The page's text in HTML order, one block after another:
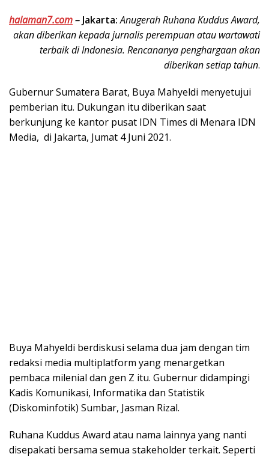
halaman7.com– Jakarta: Anugerah Ruhana Kuddus Award,
akan diberikan kepada jurnalis perempuan atau wartawati
terbaik di Indonesia. Rencananya penghargaan akan
diberikan setiap tahun.
Gubernur Sumatera Barat, Buya Mahyeldi menyetujui
pemberian itu. Dukungan itu diberikan saat
berkunjung ke kantor pusat IDN Times di Menara IDN
Media, di Jakarta, Jumat 4 Juni 2021.
Buya Mahyeldi berdiskusi selama dua jam dengan tim
redaksi media multiplatform yang menargetkan
pembaca milenial dan gen Z itu. Gubernur didampingi
Kadis Komunikasi, Informatika dan Statistik
(Diskominfotik) Sumbar, Jasman Rizal.
Ruhana Kuddus Award atau nama lainnya yang nanti
disepakati bersama semua stakeholder terkait. Seperti